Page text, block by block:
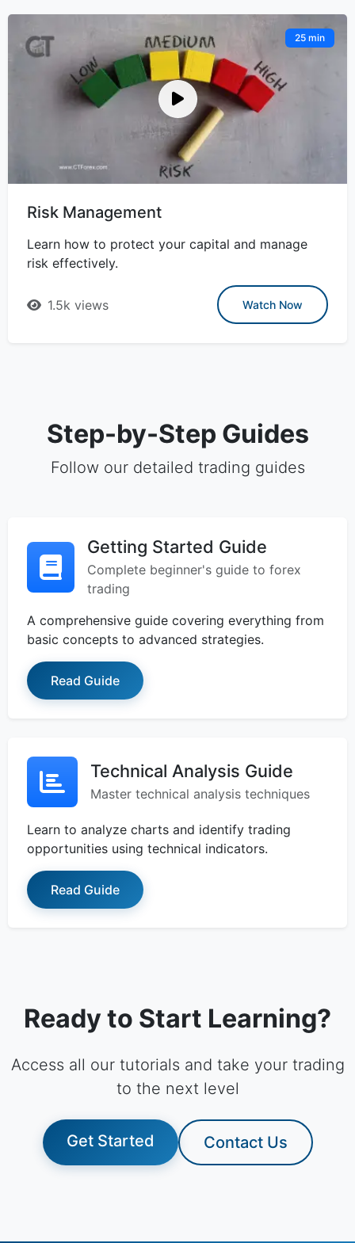
25 min
Risk Management
Learn how to protect your capital and manage
risk effectively.
1.5k views Watch Now
Step-by-Step Guides
Follow our detailed trading guides
Getting Started Guide
Complete beginner's guide to forex
trading
A comprehensive guide covering everything from
basic concepts to advanced strategies.
Read Guide
Technical Analysis Guide
Master technical analysis techniques
Learn to analyze charts and identify trading
opportunities using technical indicators.
Read Guide
Ready to Start Learning?
Access all our tutorials and take your trading
to the next level
Get Started Contact Us